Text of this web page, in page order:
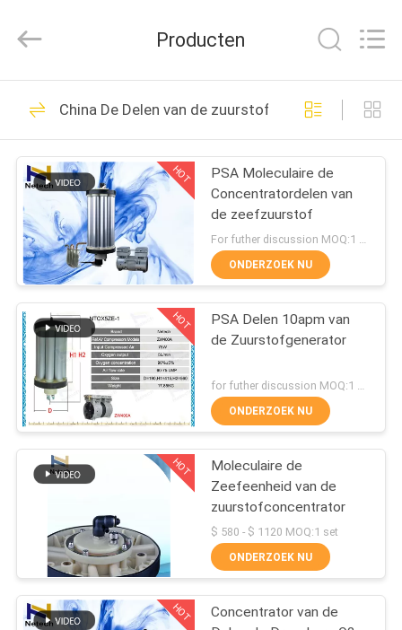
HUIS
PRODUCTEN
ONGEVEER
ONS
FABRIEKSREIS
KWALITEITSCONTROLE
CONTACTEER
ONS
MERCHANTS
SITEMAP
Rights
Grote
Ozongenerator
55
De Generator van
het waterozon
93
Industriële
Ozongenerator
Producten
China De Delen van de zuurstofconcentrator
HOT
PSA Moleculaire de
Concentratordelen van
de zeefzuurstof
For futher discussion MOQ:1 set
ONDERZOEK NU
HOT
PSA Delen 10apm van
de Zuurstofgenerator
ONDERZOEK NU
HOT
Moleculaire de
Zeefeenheid van de
zuurstofconcentrator
$ 580 - $ 1120 MOQ:1 set
ONDERZOEK NU
HOT
Concentrator van de